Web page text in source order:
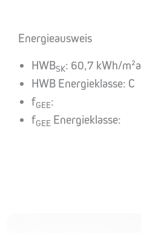
Energieausweis
HWBSK: 60,7 kWh/m²a
HWB Energieklasse: C
fGEE:
fGEE Energieklasse: